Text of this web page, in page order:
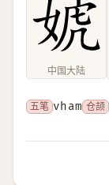
中国大陆
五笔 vham 仓颉